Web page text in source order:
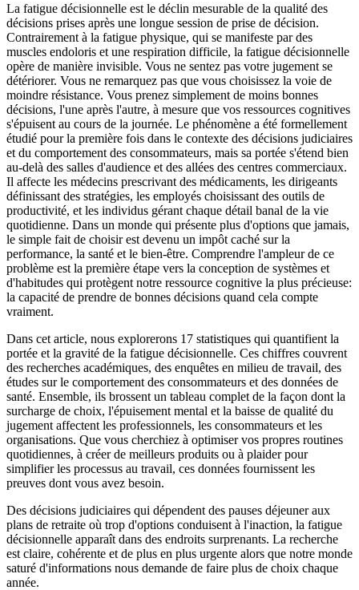
La fatigue décisionnelle est le déclin mesurable de la qualité des
décisions prises après une longue session de prise de décision.
Contrairement à la fatigue physique, qui se manifeste par des
muscles endoloris et une respiration difficile, la fatigue décisionnelle
opère de manière invisible. Vous ne sentez pas votre jugement se
détériorer. Vous ne remarquez pas que vous choisissez la voie de
moindre résistance. Vous prenez simplement de moins bonnes
décisions, l'une après l'autre, à mesure que vos ressources cognitives
s'épuisent au cours de la journée. Le phénomène a été formellement
étudié pour la première fois dans le contexte des décisions judiciaires
et du comportement des consommateurs, mais sa portée s'étend bien
au-delà des salles d'audience et des allées des centres commerciaux.
Il affecte les médecins prescrivant des médicaments, les dirigeants
définissant des stratégies, les employés choisissant des outils de
productivité, et les individus gérant chaque détail banal de la vie
quotidienne. Dans un monde qui présente plus d'options que jamais,
le simple fait de choisir est devenu un impôt caché sur la
performance, la santé et le bien-être. Comprendre l'ampleur de ce
problème est la première étape vers la conception de systèmes et
d'habitudes qui protègent notre ressource cognitive la plus précieuse:
la capacité de prendre de bonnes décisions quand cela compte
vraiment.
Dans cet article, nous explorerons 17 statistiques qui quantifient la
portée et la gravité de la fatigue décisionnelle. Ces chiffres couvrent
des recherches académiques, des enquêtes en milieu de travail, des
études sur le comportement des consommateurs et des données de
santé. Ensemble, ils brossent un tableau complet de la façon dont la
surcharge de choix, l'épuisement mental et la baisse de qualité du
jugement affectent les professionnels, les consommateurs et les
organisations. Que vous cherchiez à optimiser vos propres routines
quotidiennes, à créer de meilleurs produits ou à plaider pour
simplifier les processus au travail, ces données fournissent les
preuves dont vous avez besoin.
Des décisions judiciaires qui dépendent des pauses déjeuner aux
plans de retraite où trop d'options conduisent à l'inaction, la fatigue
décisionnelle apparaît dans des endroits surprenants. La recherche
est claire, cohérente et de plus en plus urgente alors que notre monde
saturé d'informations nous demande de faire plus de choix chaque
année.